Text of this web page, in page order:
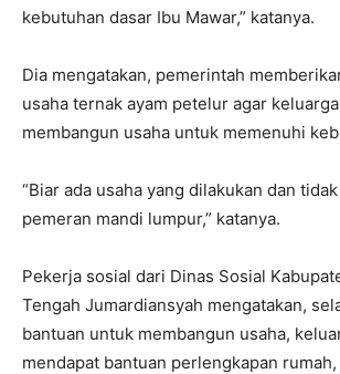
kebutuhan dasar Ibu Mawar,” katanya.
Dia mengatakan, pemerintah
usaha ternak ayam petelur agar
membangun usaha untuk memenuhi
“Biar ada usaha yang dilakukan dan
pemeran mandi lumpur,” katanya.
Pekerja sosial dari Dinas Sosial
Tengah Jumardiansyah mengatakan,
bantuan untuk membangun usaha,
mendapat bantuan perlengkapan